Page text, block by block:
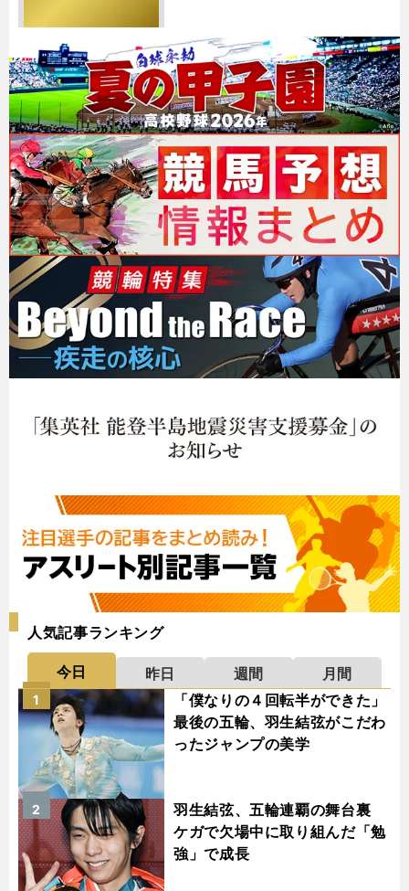
人気記事ランキング
今日 昨日 週間
月間
「僕なりの４回転半ができた」
最後の五輪、羽生結弦がこだわ
ったジャンプの美学
1
羽生結弦、五輪連覇の舞台裏
ケガで欠場中に取り組んだ「勉
強」で成長
2